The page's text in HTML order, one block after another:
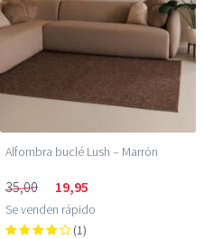
Alfombra buclé Lush – Marrón
35,00 19,95
Se venden rápido
(1)